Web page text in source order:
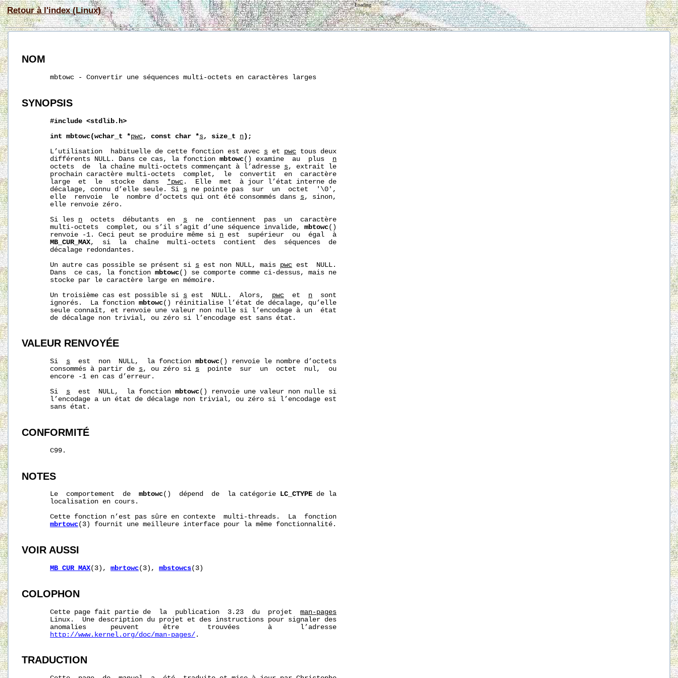
Retour à l'index (Linux)
Loading
NOM
       mbtowc - Convertir une séquences multi-octets en caractères larges
SYNOPSIS
#include <stdlib.h>
int
mbtowc(wchar_t *pwc, const char *s, size_t n);
       L’utilisation  habituelle de cette fonction est avec
s et pwc tous deux
       différents NULL. Dans ce cas, la fonction
mbtowc() examine  au  plus n
       octets  de  la chaîne multi-octets commençant à l’adresse
s, extrait le
       prochain caractère multi-octets  complet,  le  convertit  en  caractère
       large  et  le  stocke  dans
*pwc .  Elle  met  à jour l’état interne de
       décalage, connu d’elle seule. Si
s ne pointe pas  sur  un  octet  '\0',
       elle  renvoie  le  nombre d’octets qui ont été consommés dans
s, sinon,
       elle renvoie zéro.
       Si les
n
  octets  débutants  en
s
  ne  contiennent  pas  un  caractère
       multi-octets  complet, ou s’il s’agit d’une séquence invalide,
mbtowc()
       renvoie -1. Ceci peut se produire même si
n est  supérieur  ou  égal  à
MB_CUR_MAX,  si  la  chaîne  multi-octets  contient  des  séquences  de
       décalage redondantes.
       Un autre cas possible se présent si
s est non NULL, mais pwc est  NULL.
       Dans  ce cas, la fonction
mbtowc() se comporte comme ci-dessus, mais ne
       stocke par le caractère large en mémoire.
       Un troisième cas est possible si
s est  NULL.  Alors, pwc
  et
n
  sont
       ignorés.  La fonction
mbtowc() réinitialise l’état de décalage, qu’elle
       seule connaît, et renvoie une valeur non nulle si l’encodage à un  état
       de décalage non trivial, ou zéro si l’encodage est sans état.
VALEUR RENVOYÉE
       Si
s
  est  non  NULL,  la fonction
mbtowc() renvoie le nombre d’octets
       consommés à partir de
s, ou zéro si s
  pointe  sur  un  octet  nul,  ou
       encore -1 en cas d’erreur.
       Si
s
  est  NULL,  la fonction
mbtowc() renvoie une valeur non nulle si
       l’encodage a un état de décalage non trivial, ou zéro si l’encodage est
       sans état.
CONFORMITÉ
       C99.
NOTES
       Le  comportement  de
mbtowc()  dépend  de  la catégorie LC_CTYPE de la
       localisation en cours.
       Cette fonction n’est pas sûre en contexte  multi-threads.  La  fonction
mbrtowc(3) fournit une meilleure interface pour la même fonctionnalité.
VOIR AUSSI
MB_CUR_MAX(3), mbrtowc(3), mbstowcs(3)
COLOPHON
       Cette page fait partie de  la  publication  3.23  du  projet
man-pages
       Linux.  Une description du projet et des instructions pour signaler des
       anomalies      peuvent      être       trouvées       à       l’adresse
http://www.kernel.org/doc/man-pages/ .
TRADUCTION